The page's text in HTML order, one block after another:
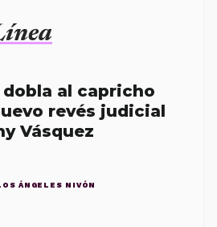
dobla al capricho
revés judicial
Vásquez
ÁNGELES NIVÓN